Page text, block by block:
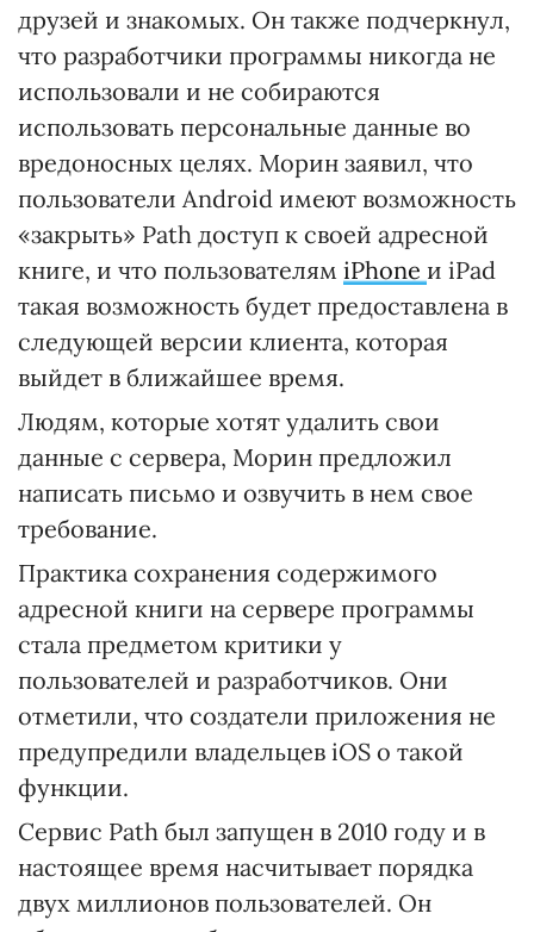
друзей и знакомых. Он также подчеркнул,
что разработчики программы никогда не
использовали и не собираются
использовать персональные данные во
вредоносных целях. Морин заявил, что
пользователи Android имеют возможность
«закрыть» Path доступ к своей адресной
книге, и что пользователям iPhone и iPad
такая возможность будет предоставлена в
следующей версии клиента, которая
выйдет в ближайшее время.
Людям, которые хотят удалить свои
данные с сервера, Морин предложил
написать письмо и озвучить в нем свое
требование.
Практика сохранения содержимого
адресной книги на сервере программы
стала предметом критики у
пользователей и разработчиков. Они
отметили, что создатели приложения не
предупредили владельцев iOS о такой
функции.
Сервис Path был запущен в 2010 году и в
настоящее время насчитывает порядка
двух миллионов пользователей. Он